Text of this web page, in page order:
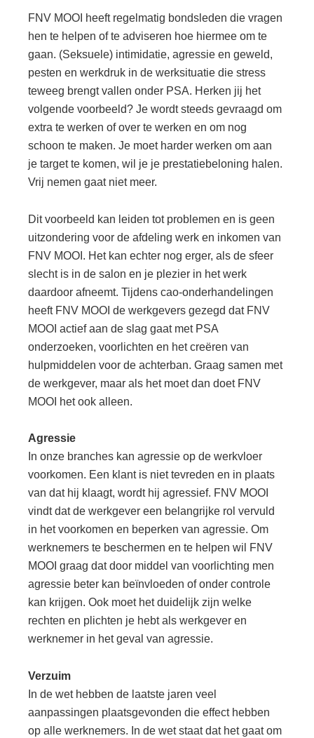
FNV MOOI heeft regelmatig bondsleden die vragen
hen te helpen of te adviseren hoe hiermee om te
gaan. (Seksuele) intimidatie, agressie en geweld,
pesten en werkdruk in de werksituatie die stress
teweeg brengt vallen onder PSA. Herken jij het
volgende voorbeeld? Je wordt steeds gevraagd om
extra te werken of over te werken en om nog
schoon te maken. Je moet harder werken om aan
je target te komen, wil je je prestatiebeloning halen.
Vrij nemen gaat niet meer.
Dit voorbeeld kan leiden tot problemen en is geen
uitzondering voor de afdeling werk en inkomen van
FNV MOOI. Het kan echter nog erger, als de sfeer
slecht is in de salon en je plezier in het werk
daardoor afneemt. Tijdens cao-onderhandelingen
heeft FNV MOOI de werkgevers gezegd dat FNV
MOOI actief aan de slag gaat met PSA
onderzoeken, voorlichten en het creëren van
hulpmiddelen voor de achterban. Graag samen met
de werkgever, maar als het moet dan doet FNV
MOOI het ook alleen.
Agressie
In onze branches kan agressie op de werkvloer
voorkomen. Een klant is niet tevreden en in plaats
van dat hij klaagt, wordt hij agressief. FNV MOOI
vindt dat de werkgever een belangrijke rol vervuld
in het voorkomen en beperken van agressie. Om
werknemers te beschermen en te helpen wil FNV
MOOI graag dat door middel van voorlichting men
agressie beter kan beïnvloeden of onder controle
kan krijgen. Ook moet het duidelijk zijn welke
rechten en plichten je hebt als werkgever en
werknemer in het geval van agressie.
Verzuim
In de wet hebben de laatste jaren veel
aanpassingen plaatsgevonden die effect hebben
op alle werknemers. In de wet staat dat het gaat om